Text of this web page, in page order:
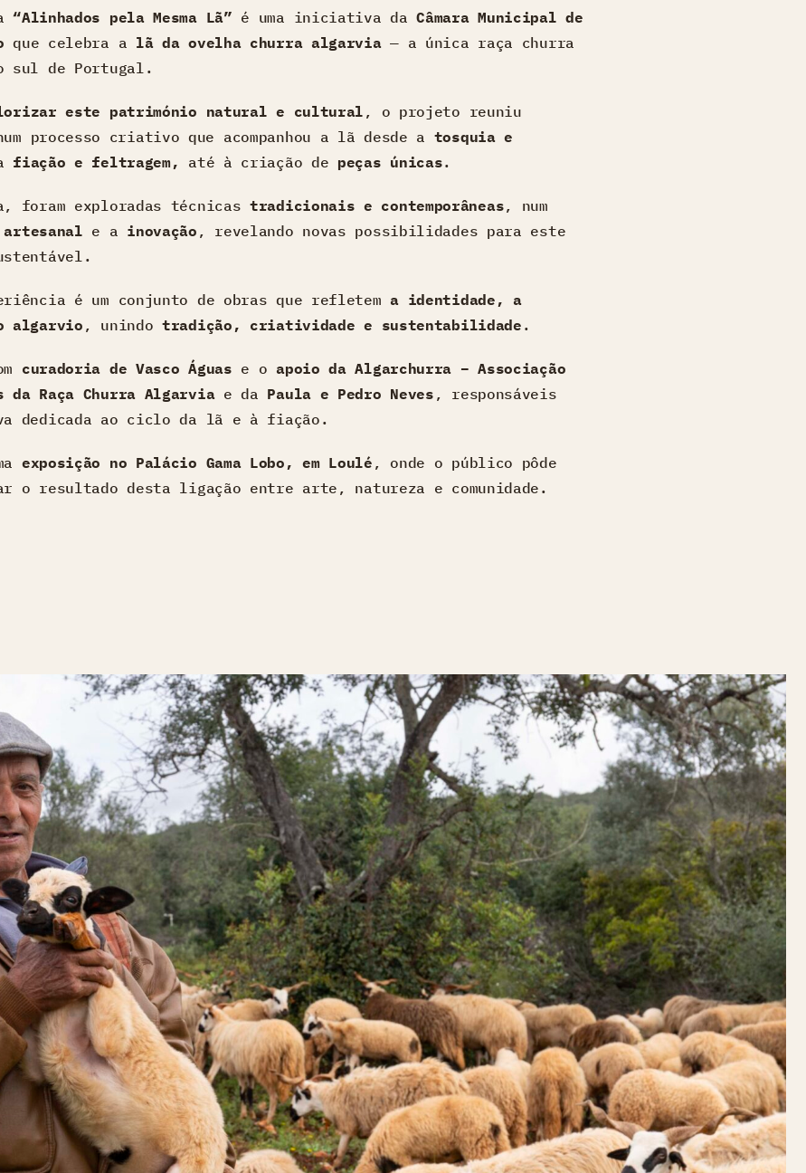
“Alinhados pela Mesma Lã” é uma iniciativa daCâmara Municipal de
que celebra a lã da ovelha churra algarvia— a única raça churra
sul de Portugal.
este património natural e cultural , o projeto reuniu
processo criativo que acompanhou a lã desde a tosquia e
fiação e feltragem, até à criação de peças únicas.
foram exploradas técnicas tradicionais e contemporâneas, num
artesanal e a inovação , revelando novas possibilidades para este
é um conjunto de obras que refletema identidade, a
algarvio, unindotradição, criatividade e sustentabilidade .
curadoria de Vasco Águas e oapoio da Algarchurra – Associação
da Raça Churra Algarviae da Paula e Pedro Neves , responsáveis
dedicada ao ciclo da lã e à fiação.
exposição no Palácio Gama Lobo, em Loulé , onde o público pôde
o resultado desta ligação entre arte, natureza e comunidade.